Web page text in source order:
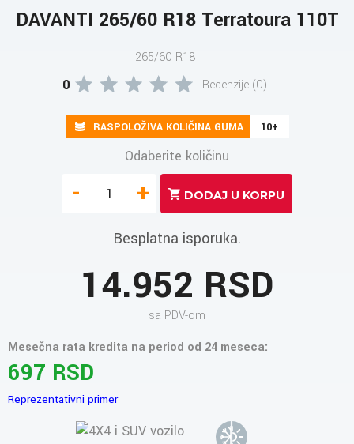
DAVANTI 265/60 R18 Terratoura 110T
265/60 R18
0 Recenzije (0)
RASPOLOŽIVA KOLIČINA GUMA 10+
Odaberite količinu
- +
Besplatna isporuka.
14.952 RSD
sa PDV-om
Mesečna rata kredita na period od 24 meseca:
697 RSD
Reprezentativni primer